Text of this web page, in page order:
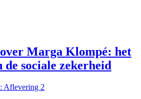
Marga Klompé: het
sociale zekerheid
Aflevering 2